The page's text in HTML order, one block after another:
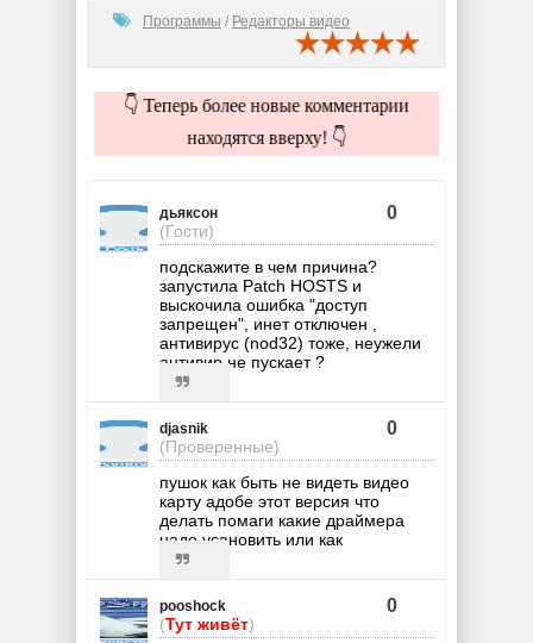
Программы / Редакторы видео
👇 Теперь более новые комментарии
находятся вверху! 👇
дьяксон
(Гости)
0
подскажите в чем причина?
запустила Patch HOSTS и
выскочила ошибка "доступ
запрещен", инет отключен ,
антивирус (nod32) тоже, неужели
антивир не пускает ?
djasnik
(Проверенные)
0
пушок как быть не видеть видео
карту адобе этот версия что
делать помаги какие драймера
надо усановить или как
pooshock
(Тут живёт)
0